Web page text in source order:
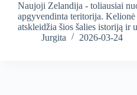
Naujoji Zelandija - toliausiai
apgyvendinta teritorija. Kelionė
atskleidžia šios šalies istoriją ir
Jurgita
2026-03-24